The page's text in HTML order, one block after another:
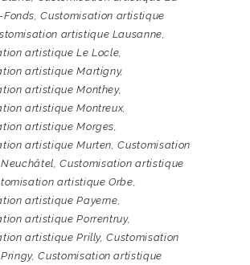
,Customisation artistique
artistique Lausanne
artistique Le Locle
artistique Martigny,
artistique Monthey,
artistique Montreux,
artistique Morges
artistique Murten ,Customisation
,Customisation artistique
artistique Orbe
artistique Payerne
artistique Porrentruy,
artistique Prilly,Customisation
,Customisation artistique